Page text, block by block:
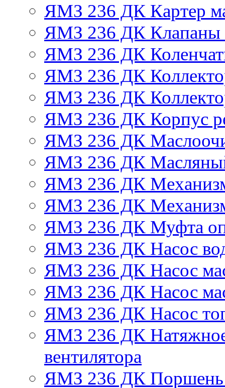
ЯМЗ 236 ДК Картер
ЯМЗ 236 ДК Клапаны
ЯМЗ 236 ДК
ЯМЗ 236 ДК
ЯМЗ 236 ДК
ЯМЗ 236 ДК Корпус
ЯМЗ 236 ДК
ЯМЗ 236 ДК
ЯМЗ 236 ДК
ЯМЗ 236 ДК
ЯМЗ 236 ДК Муфта
ЯМЗ 236 ДК Насос
ЯМЗ 236 ДК Насос
ЯМЗ 236 ДК Насос
ЯМЗ 236 ДК Насос
ЯМЗ 236 ДК Натяжное
вентилятора
ЯМЗ 236 ДК Поршень